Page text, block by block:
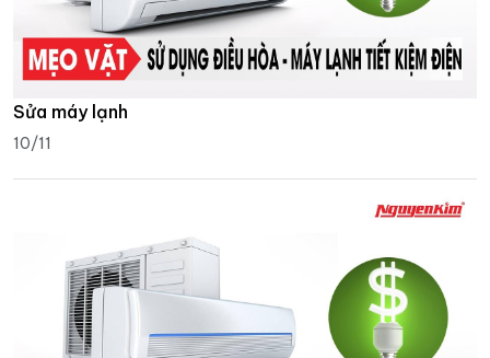
Sửa máy lạnh
10/11